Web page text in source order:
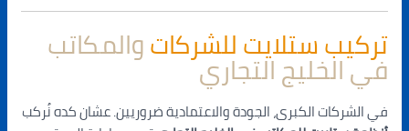
تركيب ستلايت للشركاتوالمكاتب
في الخليج التجاري
في الشركات الكبرى، الجودة والاعتمادية ضروريين. عشان كده نُركب